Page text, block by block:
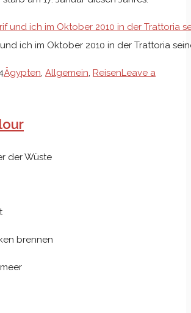
ich im Oktober 2010 in der Trattoria
Ägypten, Allgemein, ReisenLeave a
der Wüste
brennen